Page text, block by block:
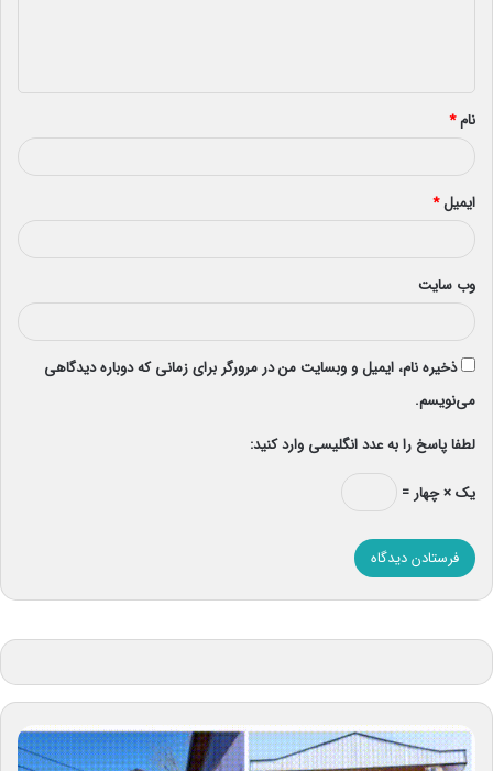
*
نام*
ایمیل*
وب‌ سایت
ذخیره نام، ایمیل و وبسایت من در مرورگر برای زمانی که دوباره دیدگاهی
می‌نویسم.
لطفا پاسخ را به عدد انگلیسی وارد کنید:
یک × چهار =